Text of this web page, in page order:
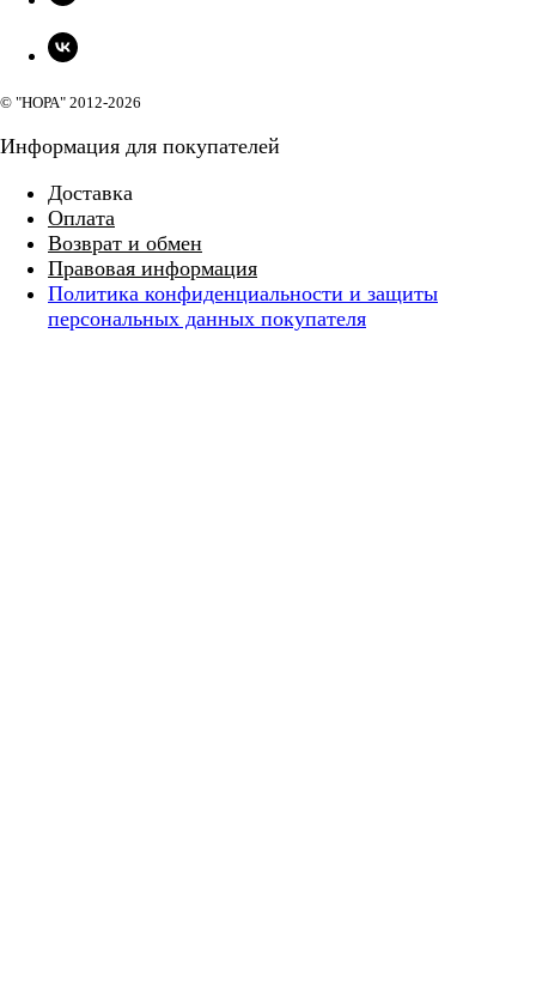
© "НОРА" 2012-2026
Информация для покупателей
Доставка
Оплата
Возврат и обмен
Правовая информация
Политика конфиденциальности и защиты
персональных данных покупателя